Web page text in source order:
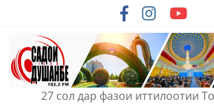
content
27 сол дар фазои иттилоотии